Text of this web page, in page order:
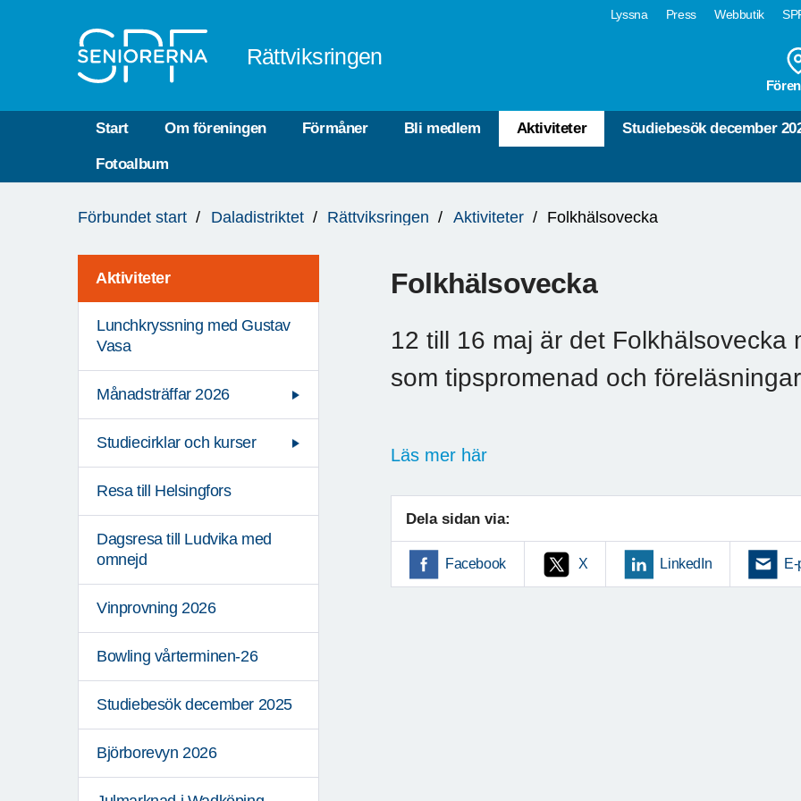
Lyssna Press Webbutik
Rättviksringen
Start Om föreningen Förmåner Bli medlem Aktiviteter Studiebesök december
Fotoalbum
är
Förbundet start Daladistriktet Rättviksringen Aktiviteter Folkhälsovecka
Aktiviteter
Lunchkryssning med Gustav
Vasa
Månadsträffar 2026
Studiecirklar och kurser
Resa till Helsingfors
Dagsresa till Ludvika med
omnejd
Vinprovning 2026
Bowling vårterminen-26
Studiebesök december 2025
Björborevyn 2026
Folkhälsovecka
12 till 16 maj är det Folkhälsovecka
som tipspromenad och
Läs mer här
Dela sidan via:
Facebook X LinkedIn